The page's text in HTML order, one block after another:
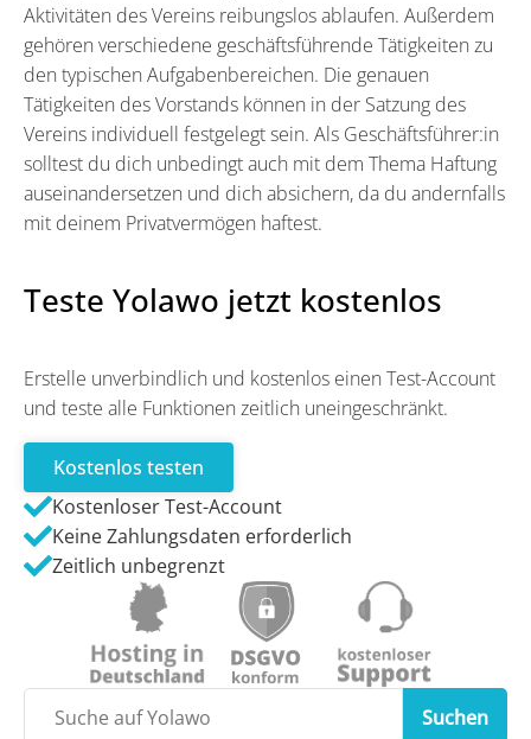
Aktivitäten des Vereins reibungslos ablaufen. Außerdem
gehören verschiedene geschäftsführende Tätigkeiten zu
den typischen Aufgabenbereichen. Die genauen
Tätigkeiten des Vorstands können in der Satzung des
Vereins individuell festgelegt sein. Als Geschäftsführer:in
solltest du dich unbedingt auch mit dem Thema Haftung
auseinandersetzen und dich absichern, da du andernfalls
mit deinem Privatvermögen haftest.
Teste Yolawo jetzt kostenlos
Erstelle unverbindlich und kostenlos einen Test-Account
und teste alle Funktionen zeitlich uneingeschränkt.
Kostenlos testen
Kostenloser Test-Account
Keine Zahlungsdaten erforderlich
Zeitlich unbegrenzt
Suchen